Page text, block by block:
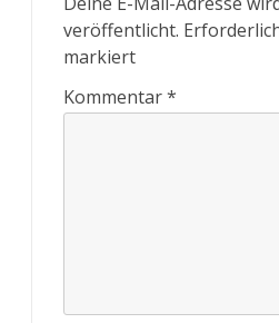
veröffentlicht.
markiert
Kommentar*